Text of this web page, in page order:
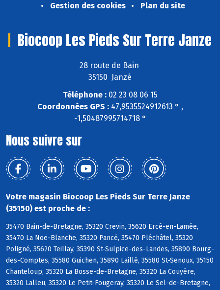
Gestion des cookies
Plan du site
Biocoop Les Pieds Sur Terre Janze
28 route de Bain
35150 Janzé
Téléphone :02 23 08 06 15
Coordonnées GPS :47,9535524912613 ° ,
-1,50487995714718 °
Nous suivre sur
Votre magasin Biocoop Les Pieds Sur Terre Janze
(35150) est proche de :
35470 Bain-de-Bretagne, 35320 Crevin, 35620 Ercé-en-Lamée,
35470 La Noë-Blanche, 35320 Pancé, 35470 Pléchâtel, 35320
Poligné, 35620 Teillay, 35390 St-Sulpice-des-Landes, 35890 Bourg-
des-Comptes, 35580 Guichen, 35890 Laillé, 35580 St-Senoux, 35150
Chanteloup, 35320 La Bosse-de-Bretagne, 35320 La Couyère,
35320 Lalleu, 35320 Le Petit-Fougeray, 35320 Le Sel-de-Bretagne,